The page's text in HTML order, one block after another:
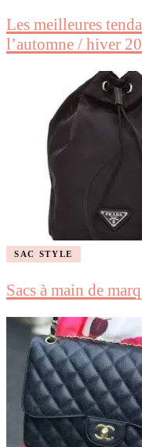
Les meilleures
l’automne / hiver
SAC STYLE
Sacs à main de